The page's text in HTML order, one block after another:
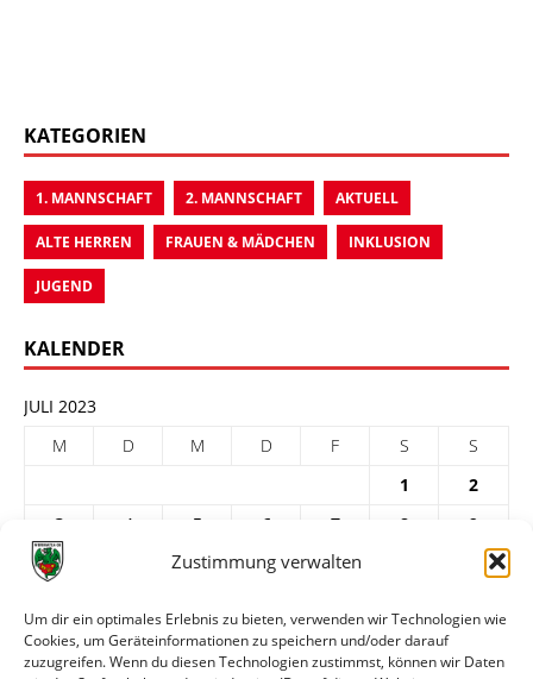
Zustimmung verwalten
Um dir ein optimales Erlebnis zu bieten, verwenden wir Technologien wie
Cookies, um Geräteinformationen zu speichern und/oder darauf
zuzugreifen. Wenn du diesen Technologien zustimmst, können wir Daten
KATEGORIEN
1. MANNSCHAFT 2. MANNSCHAFT AKTUELL
ALTE HERREN FRAUEN & MÄDCHEN INKLUSION
JUGEND
KALENDER
JULI 2023
M
D M D F S
S
1
2
3
4 5 6 7 8
9
10
12 13 14
24
25 26 27 28 29